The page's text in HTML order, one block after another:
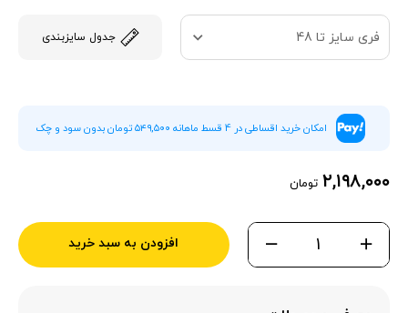
فری سایز تا 48 جدول سایزبندی
امکان خرید اقساطی در 4 قسط ماهانه ۵۴۹,۵۰۰ تومان بدون سود و چک
۲,۱۹۸,۰۰۰ تومان
افزودن به سبد خرید